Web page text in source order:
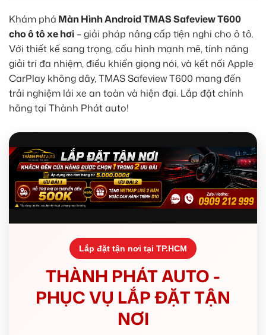
Khám phá Màn Hình Android TMAS Safeview T600
cho ô tô xe hơi – giải pháp nâng cấp tiện nghi cho ô tô.
Với thiết kế sang trọng, cấu hình mạnh mẽ, tính năng
giải trí đa nhiệm, điều khiển giọng nói, và kết nối Apple
CarPlay không dây, TMAS Safeview T600 mang đến
trải nghiệm lái xe an toàn và hiện đại. Lắp đặt chính
hãng tại Thành Phát auto!
Lắp đặt tận nơi tại TP.HCM
THÀNH PHÁT AUTO -
PHỤC VỤ LẮP ĐẶT TẬN
NƠI